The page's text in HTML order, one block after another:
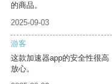
的商品。
2025-09-03
游客
这款加速器app的安全性很
放心。